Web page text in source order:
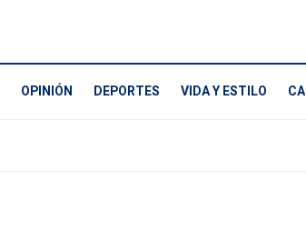
OPINIÓN DEPORTES VIDA Y ESTILO